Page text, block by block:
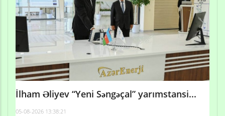
İlham Əliyev “Yeni Səngəçal” yarımstansi...
05-08-2026 13:38:21